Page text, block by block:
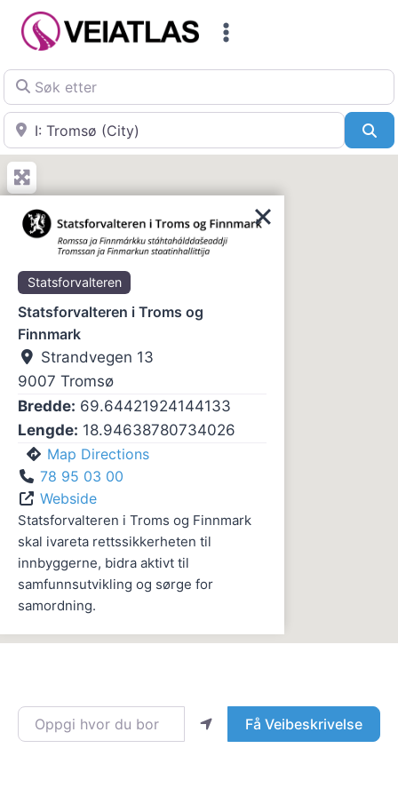
Skip
Søk etter
Nær
Oppgi hvor du bor Få Veibeskrivelse
Statsforvalteren
Statsforvalteren i Troms og
Finnmark
Strandvegen 13
9007 Tromsø
Bredde: 69.64421924144133
Lengde: 18.94638780734026
Map Directions
78 95 03 00
Webside
Statsforvalteren i Troms og Finnmark
skal ivareta rettssikkerheten til
innbyggerne, bidra aktivt til
samfunnsutvikling og sørge for
samordning.